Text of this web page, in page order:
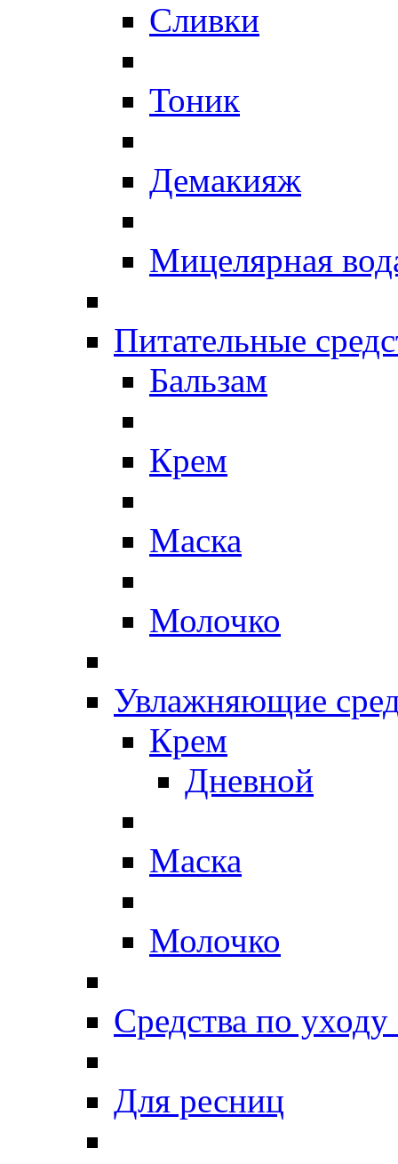
Сливки
Тоник
Демакияж
Мицелярная
Питательные
Бальзам
Крем
Маска
Молочко
Увлажняющие
Крем
Дневной
Маска
Молочко
Средства по уходу
Для ресниц